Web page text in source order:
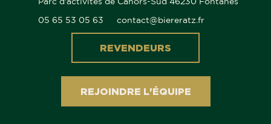
05 65 53 05 63
contact@biereratz.fr
REVENDEURS
REJOINDRE L'ÉQUIPE